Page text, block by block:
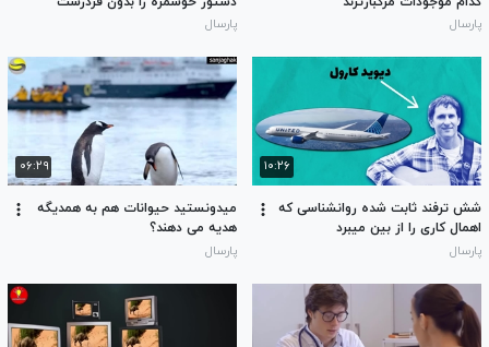
پارسال
کنید!
پارسال
۱۰:۲۶
شش ترفند ثابت شده روانشناسی که
اهمال کاری را از بین میبرد
پارسال
۰۶:۲۹
میدونستید حیوانات هم به همدیگه
هدیه می دهند؟
پارسال